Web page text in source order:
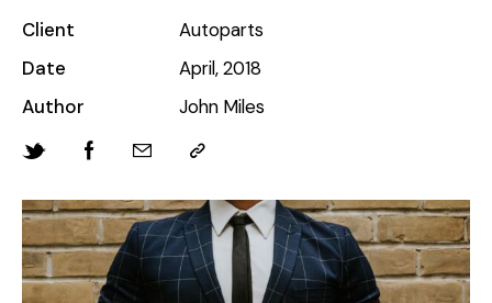
Client
Autoparts
Date
April, 2018
Author
John Miles